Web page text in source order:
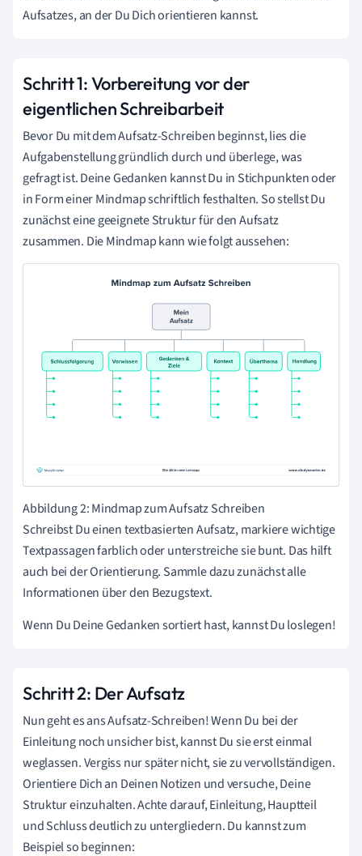
Aufsatzes, an der Du Dich orientieren kannst.
Schritt 1: Vorbereitung vor der
eigentlichen Schreibarbeit
Bevor Du mit dem Aufsatz-Schreiben beginnst, lies die
Aufgabenstellung gründlich durch und überlege, was
gefragt ist. Deine Gedanken kannst Du in Stichpunkten oder
in Form einer Mindmap schriftlich festhalten. So stellst Du
zunächst eine geeignete Struktur für den Aufsatz
zusammen. Die Mindmap kann wie folgt aussehen:
Abbildung 2: Mindmap zum Aufsatz Schreiben
Schreibst Du einen textbasierten Aufsatz, markiere wichtige
Textpassagen farblich oder unterstreiche sie bunt. Das hilft
auch bei der Orientierung. Sammle dazu zunächst alle
Informationen über den Bezugstext.
Wenn Du Deine Gedanken sortiert hast, kannst Du loslegen!
Schritt 2: Der Aufsatz
Nun geht es ans Aufsatz-Schreiben! Wenn Du bei der
Einleitung noch unsicher bist, kannst Du sie erst einmal
weglassen. Vergiss nur später nicht, sie zu vervollständigen.
Orientiere Dich an Deinen Notizen und versuche, Deine
Struktur einzuhalten. Achte darauf, Einleitung, Hauptteil
und Schluss deutlich zu untergliedern. Du kannst zum
Beispiel so beginnen: